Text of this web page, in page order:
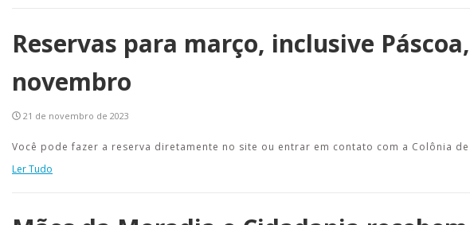
Reservas para março, inclusive
novembro
21 de novembro de 2023
Você pode fazer a reserva diretamente no site ou entrar em contato com a Colônia
Ler Tudo